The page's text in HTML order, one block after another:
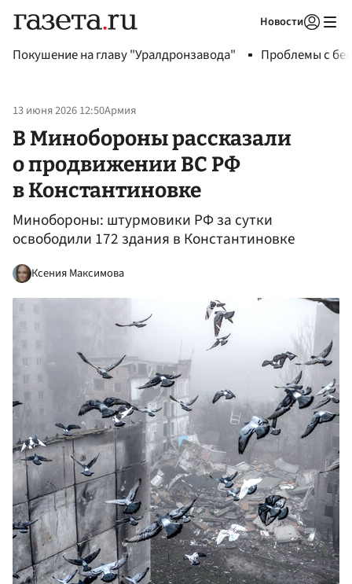
Новости
Покушение на главу "Уралдронзавода" Проблемы с
13 июня 2026 12:50Армия
В Минобороны рассказали
о продвижении ВС РФ
в Константиновке
Минобороны: штурмовики РФ за сутки
освободили 172 здания в Константиновке
Ксения Максимова